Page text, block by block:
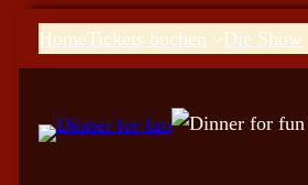
HomeTickets buchen Die Show